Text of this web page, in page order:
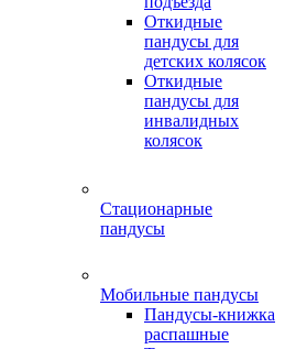
Откидные
пандусы для
детских колясок
Откидные
пандусы для
инвалидных
колясок
Стационарные
пандусы
Мобильные пандусы
Пандусы-книжка
распашные